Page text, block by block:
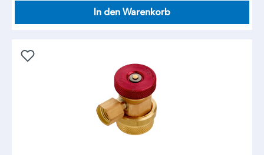
In den Warenkorb